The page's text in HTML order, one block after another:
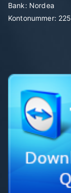
Bank: Nordea
Kontonummer: